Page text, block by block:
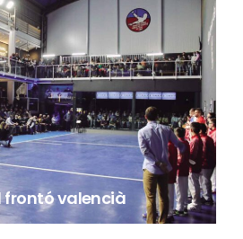
frontó valencià